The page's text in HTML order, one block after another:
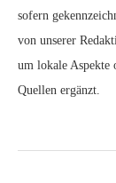
sofern
von unserer
um lokale Aspekte
Quellen ergänzt.